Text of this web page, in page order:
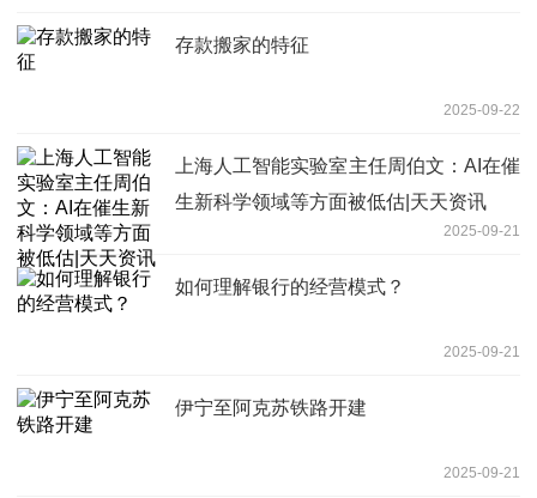
存款搬家的特征
2025-09-22
上海人工智能实验室主任周伯文：AI在催
生新科学领域等方面被低估|天天资讯
2025-09-21
如何理解银行的经营模式？
2025-09-21
伊宁至阿克苏铁路开建
2025-09-21